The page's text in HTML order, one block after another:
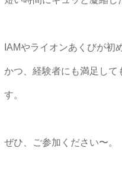
IAMやライオンあくびが初
かつ、経験者にも満足して
す。
ぜひ、ご参加ください〜。